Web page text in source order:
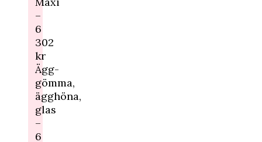
–
6
302
kr
Ägg-
gömma,
ägghöna,
glas
–
6